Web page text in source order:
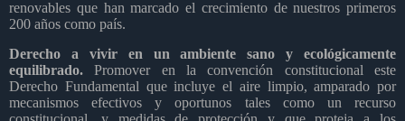
renovables que han marcado el crecimiento de nuestros primeros
200 años como país.
Derecho a vivir en un ambiente sano y ecológicamente
equilibrado. Promover en la convención constitucional este
Derecho Fundamental que incluye el aire limpio, amparado por
mecanismos efectivos y oportunos tales como un recurso